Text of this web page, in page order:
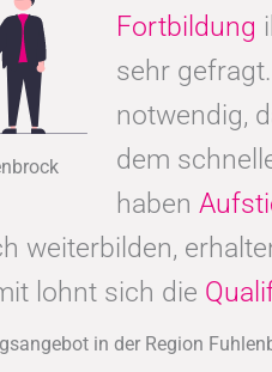
Fortbildung
sehr
notwendig,
dem
haben
weiterbilden,
lohnt sich die
in der Region